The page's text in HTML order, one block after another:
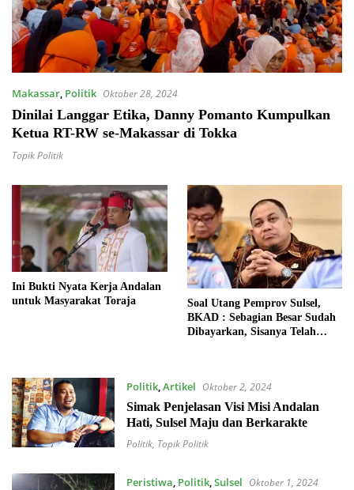
Makassar Politik Oktober 28, 2024
Dinilai Langgar Etika, Danny Pomanto Kumpulkan
Ketua RT-RW se-Makassar di Tokka
Topik Politik
Ini Bukti Nyata Kerja Andalan
untuk Masyarakat Toraja
Soal Utang Pemprov Sulsel,
BKAD : Sebagian Besar Sudah
Dibayarkan, Sisanya Telah
Politik, Artikel Oktober 2, 2024
Simak Penjelasan Visi Misi Andalan
Hati, Sulsel Maju dan Berkarakte
Politik, Topik Politik
Peristiwa Politik, Sulsel Oktober 1, 2024